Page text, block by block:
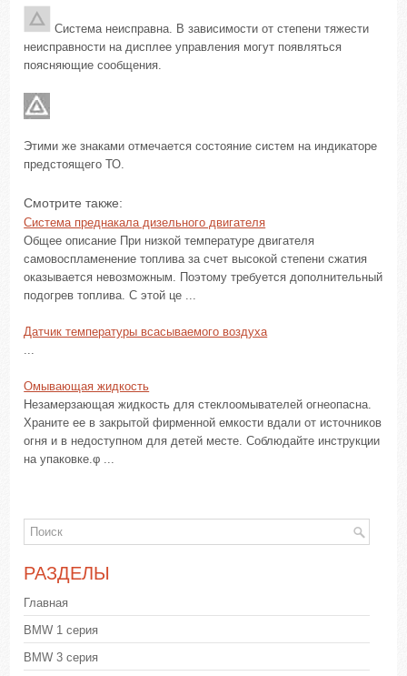
Система неисправна. В зависимости от степени тяжести
неисправности на дисплее управления могут появляться
поясняющие сообщения.
Этими же знаками отмечается состояние систем на индикаторе
предстоящего ТО.
Смотрите также:
Система преднакала дизельного двигателя
Общее описание При низкой температуре двигателя
самовоспламенение топлива за счет высокой степени сжатия
оказывается невозможным. Поэтому требуется дополнительный
подогрев топлива. С этой це ...
Датчик температуры всасываемого воздуха
...
Омывающая жидкость
Незамерзающая жидкость для стеклоомывателей огнеопасна.
Храните ее в закрытой фирменной емкости вдали от источников
огня и в недоступном для детей месте. Соблюдайте инструкции
на упаковке.φ ...
РАЗДЕЛЫ
Главная
BMW 1 серия
BMW 3 серия